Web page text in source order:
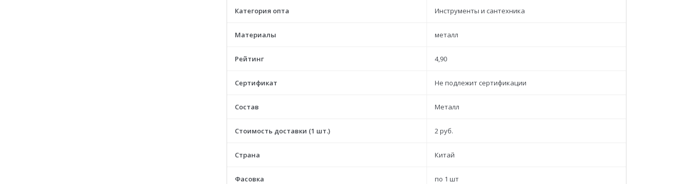
Категория опта Инструменты и сантехника
Материалы металл
Рейтинг 4,90
Сертификат Не подлежит сертификации
Состав Металл
Стоимость доставки (1 шт.) 2 руб.
Страна Китай
Фасовка по 1 шт